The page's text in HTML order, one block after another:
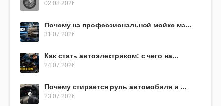
02.08.2026
Почему на профессиональной мойке ма...
31.07.2026
Как стать автоэлектриком: с чего на...
24.07.2026
Почему стирается руль автомобиля и ...
23.07.2026